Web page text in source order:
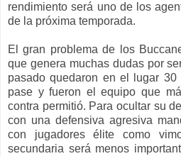
rendimiento será uno de los
de la próxima temporada.
El gran problema de los
que genera muchas dudas por
pasado quedaron en el lugar
pase y fueron el equipo que
contra permitió. Para ocultar su
con una defensiva agresiva
con jugadores élite como
secundaria será menos